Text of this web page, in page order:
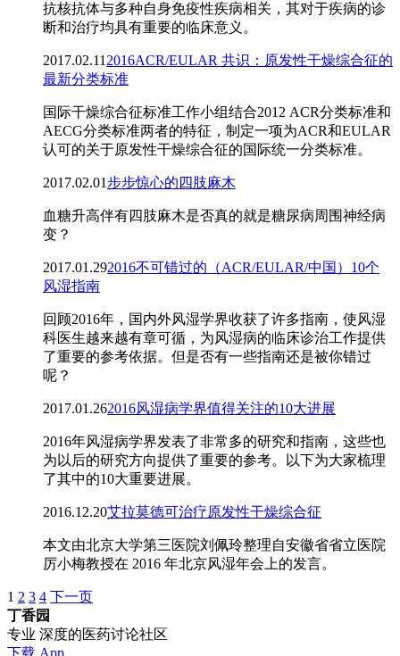
抗核抗体与多种自身免疫性疾病相关，其对于疾病的诊
断和治疗均具有重要的临床意义。
2017.02.112016ACR/EULAR 共识：原发性干燥综合征的
最新分类标准
国际干燥综合征标准工作小组结合2012 ACR分类标准和
AECG分类标准两者的特征，制定一项为ACR和EULAR
认可的关于原发性干燥综合征的国际统一分类标准。
2017.02.01步步惊心的四肢麻木
血糖升高伴有四肢麻木是否真的就是糖尿病周围神经病
变？
2017.01.292016不可错过的（ACR/EULAR/中国）10个
风湿指南
回顾2016年，国内外风湿学界收获了许多指南，使风湿
科医生越来越有章可循，为风湿病的临床诊治工作提供
了重要的参考依据。但是否有一些指南还是被你错过
呢？
2017.01.262016风湿病学界值得关注的10大进展
2016年风湿病学界发表了非常多的研究和指南，这些也
为以后的研究方向提供了重要的参考。以下为大家梳理
了其中的10大重要进展。
2016.12.20艾拉莫德可治疗原发性干燥综合征
本文由北京大学第三医院刘佩玲整理自安徽省省立医院
厉小梅教授在 2016 年北京风湿年会上的发言。
1 2 3 4 下一页
丁香园
专业 深度的医药讨论社区